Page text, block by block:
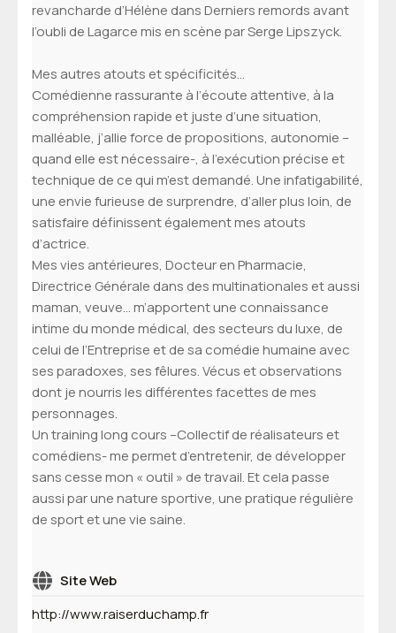
revancharde d’Hélène dans Derniers remords avant
l’oubli de Lagarce mis en scène par Serge Lipszyck.
Mes autres atouts et spécificités…
Comédienne rassurante à l’écoute attentive, à la
compréhension rapide et juste d’une situation,
malléable, j’allie force de propositions, autonomie –
quand elle est nécessaire-, à l’exécution précise et
technique de ce qui m’est demandé. Une infatigabilité,
une envie furieuse de surprendre, d’aller plus loin, de
satisfaire définissent également mes atouts
d’actrice.
Mes vies antérieures, Docteur en Pharmacie,
Directrice Générale dans des multinationales et aussi
maman, veuve… m’apportent une connaissance
intime du monde médical, des secteurs du luxe, de
celui de l’Entreprise et de sa comédie humaine avec
ses paradoxes, ses fêlures. Vécus et observations
dont je nourris les différentes facettes de mes
personnages.
Un training long cours –Collectif de réalisateurs et
comédiens- me permet d’entretenir, de développer
sans cesse mon « outil » de travail. Et cela passe
aussi par une nature sportive, une pratique régulière
de sport et une vie saine.
Site Web
http://www.raiserduchamp.fr